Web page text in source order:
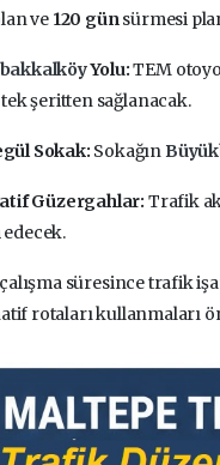
ve 120 günsürmesi
Yolu:TEM
şeritten sağlanacak.
Sokak: Sokağın
Güzergahlar: Trafik
edecek.
süresince trafik
rotaları kullanmaları